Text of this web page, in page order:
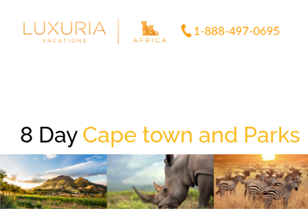
8 DayCape town and Parks